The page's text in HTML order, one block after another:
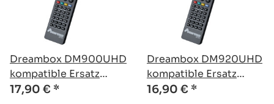
Dreambox DM900UHD
kompatible Ersatz
Fernbedienung
17,90 € *
Dreambox DM920UHD
kompatible Ersatz
Fernbedienung
16,90 € *